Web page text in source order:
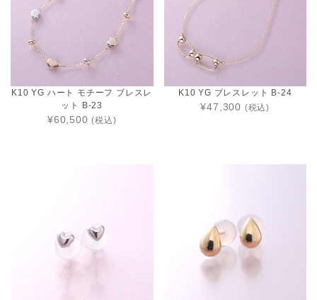
K10 YG ハート モチーフ ブレスレ
ット B-23
¥60,500 (税込)
K10 YG ブレスレット B-24
¥47,300 (税込)